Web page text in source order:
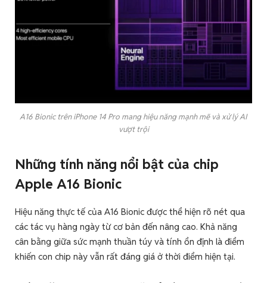
A16 Bionic trên iPhone 14 Pro mang hiệu năng mạnh mẽ và xử lý AI
vượt trội
Những tính năng nổi bật của chip
Apple A16 Bionic
Hiệu năng thực tế của A16 Bionic được thể hiện rõ nét qua
các tác vụ hàng ngày từ cơ bản đến nâng cao. Khả năng
cân bằng giữa sức mạnh thuần túy và tính ổn định là điểm
khiến con chip này vẫn rất đáng giá ở thời điểm hiện tại.